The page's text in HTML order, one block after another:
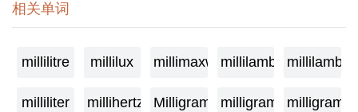
相关单词
millilitre millilux millimaxwellmillilambda
milliliter millihertz Milligramagemilligrame